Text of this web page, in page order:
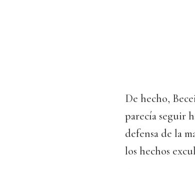
De hecho,
parecía seguir
defensa de la
los hechos